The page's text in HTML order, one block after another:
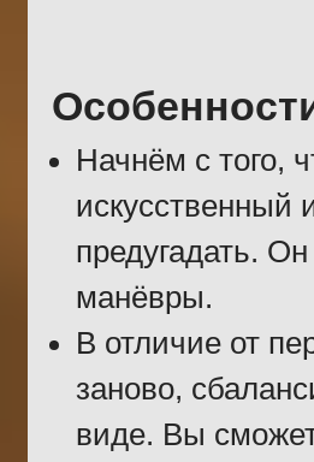
Начнём с того,
искусственный
предугадать.
манёвры.
В отличие от
заново,
виде. Вы